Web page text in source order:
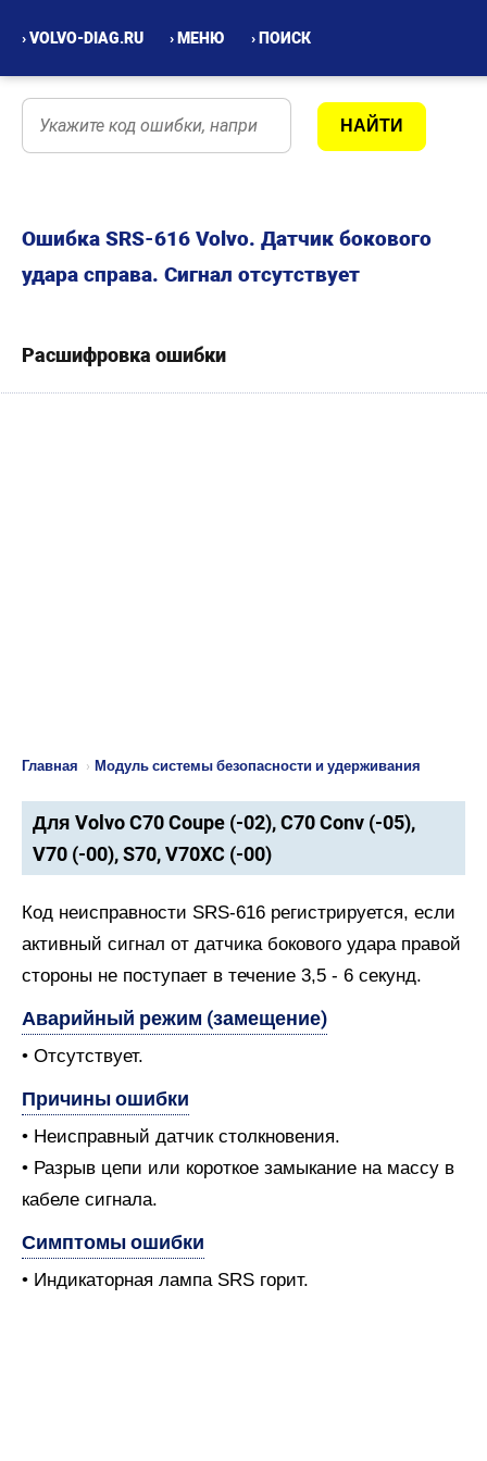
› VOLVO-DIAG.RU › МЕНЮ › ПОИСК
Ошибка SRS-616 Volvo. Датчик бокового
удара справа. Сигнал отсутствует
Расшифровка ошибки
Главная › Модуль системы безопасности и удерживания
Для Volvo C70 Coupe (-02), C70 Conv (-05),
V70 (-00), S70, V70XC (-00)
Код неисправности SRS-616 регистрируется, если
активный сигнал от датчика бокового удара правой
стороны не поступает в течение 3,5 - 6 секунд.
Аварийный режим (замещение)
• Отсутствует.
Причины ошибки
• Неисправный датчик столкновения.
• Разрыв цепи или короткое замыкание на массу в
кабеле сигнала.
Симптомы ошибки
• Индикаторная лампа SRS горит.